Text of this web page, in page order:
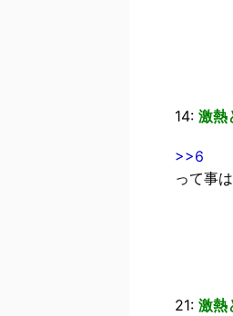
14: 激熱
>>6
って事
21: 激熱